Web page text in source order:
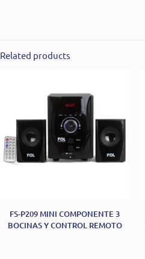
Related products
FS-P209 MINI COMPONENTE 3
BOCINAS Y CONTROL REMOTO